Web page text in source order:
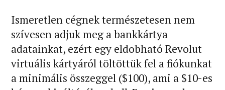
Ismeretlen cégnek természetesen nem
szívesen adjuk meg a bankkártya
adatainkat, ezért egy eldobható Revolut
virtuális kártyáról töltöttük fel a fiókunkat
a minimális összeggel ($100), ami a $10-es